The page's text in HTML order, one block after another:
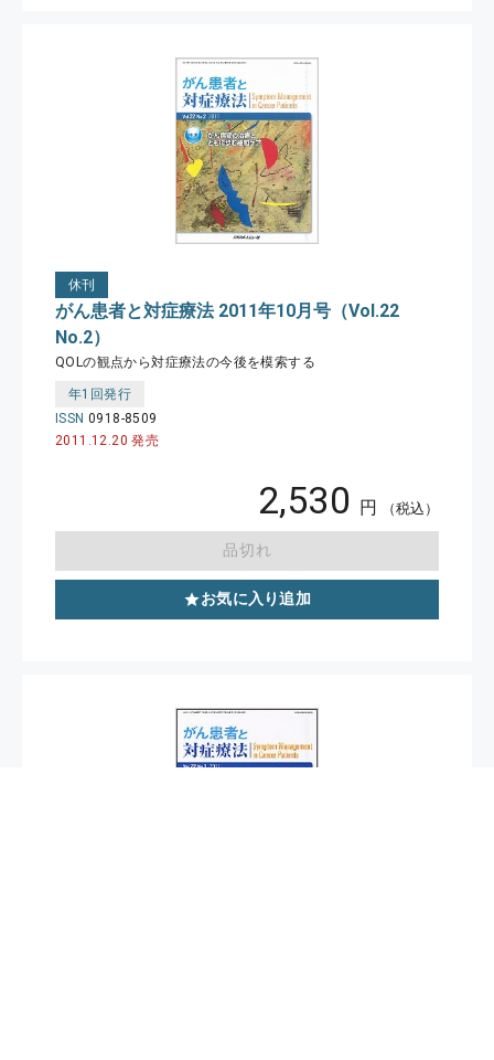
休刊
がん患者と対症療法 2011年10月号（Vol.22
No.2）
QOLの観点から対症療法の今後を模索する
年1回発行
ISSN 0918-8509
2011.12.20 発売
2,530 円 （税込）
品切れ
お気に入り追加